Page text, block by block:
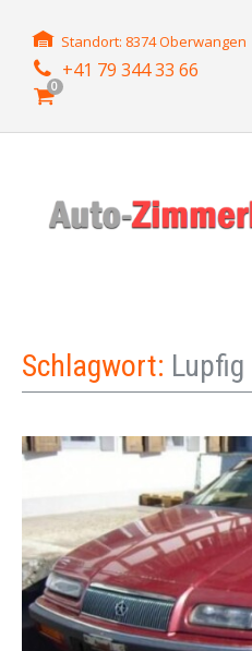
Standort: 8374 Oberwangen
+41 79 344 33 66
0
Schlagwort: Lupfig